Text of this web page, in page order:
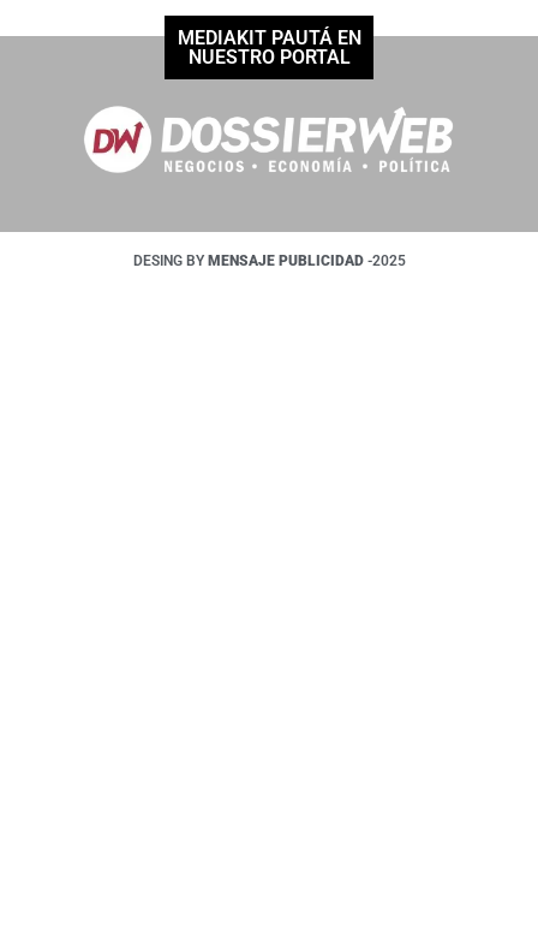
MEDIAKIT PAUTÁ EN
NUESTRO PORTAL
DESING BY MENSAJE PUBLICIDAD -2025